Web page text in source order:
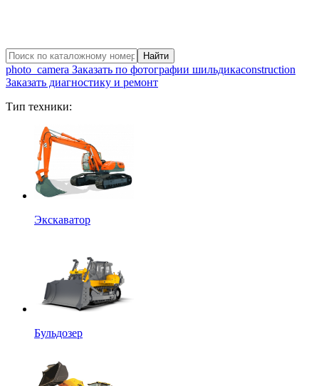
photo_camera Заказать по фотографии шильдикаconstruction
Заказать диагностику и ремонт
Тип техники:
Экскаватор
Бульдозер